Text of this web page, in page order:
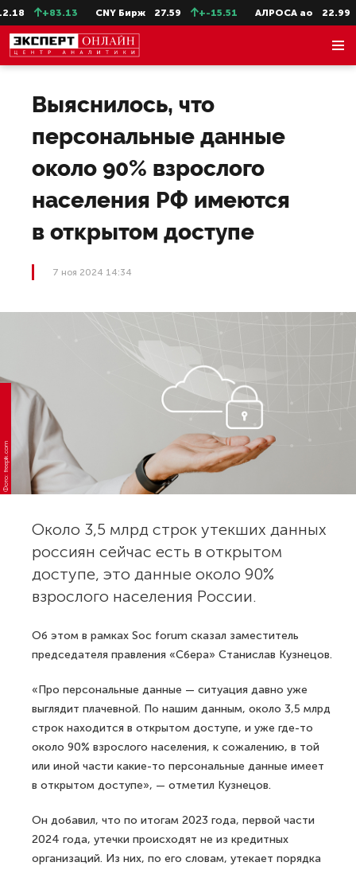
+83.13 CNY Бирж 27.59 +-15.51 АЛРОСА ао 22.99
Выяснилось, что
персональные данные
около 90% взрослого
населения РФ имеются
в открытом доступе
7 ноя 2024 14:34
Фото: freepik.com
Около 3,5 млрд строк утекших данных
россиян сейчас есть в открытом
доступе, это данные около 90%
взрослого населения России.
Об этом в рамках Soc forum сказал заместитель
председателя правления «Сбера» Станислав Кузнецов.
«Про персональные данные — ситуация давно уже
выглядит плачевной. По нашим данным, около 3,5 млрд
строк находится в открытом доступе, и уже где-то
около 90% взрослого населения, к сожалению, в той
или иной части какие-то персональные данные имеет
в открытом доступе», — отметил Кузнецов.
Он добавил, что по итогам 2023 года, первой части
2024 года, утечки происходят не из кредитных
организаций. Из них, по его словам, утекает порядка